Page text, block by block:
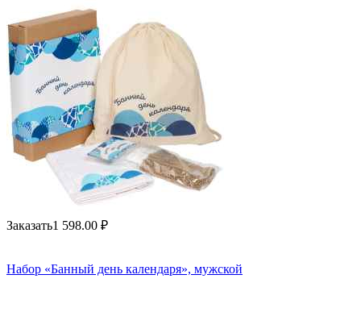
Заказать1 598.00 ₽
Набор «Банный день календаря», мужской